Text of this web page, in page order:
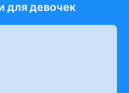
для девочек